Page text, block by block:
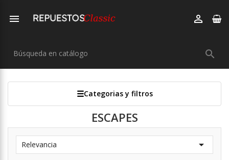
 

Categorias y filtros
ESCAPES
Relevancia 